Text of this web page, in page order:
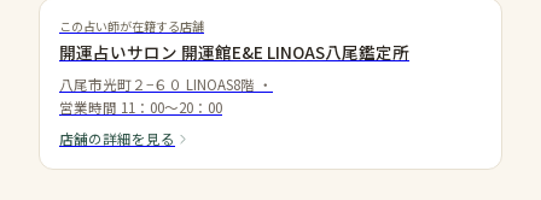
この占い師が在籍する店舗
開運占いサロン 開運館E&E LINOAS八尾鑑定所
八尾市光町２−６０ LINOAS8階 ・
営業時間 11：00～20：00
店舗の詳細を見る